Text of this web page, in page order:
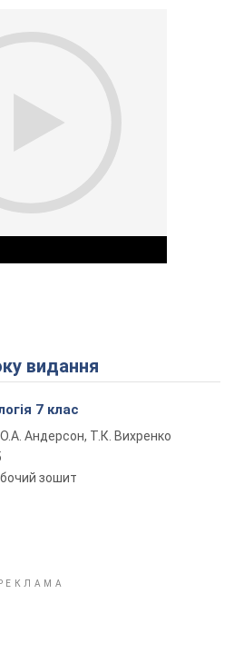
Play Video
видання
7 клас
О.А. Андерсон, Т.К. Вихренко
зошит